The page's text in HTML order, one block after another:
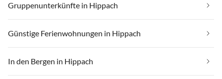
Gruppenunterkünfte in Hippach
Günstige Ferienwohnungen in Hippach
In den Bergen in Hippach